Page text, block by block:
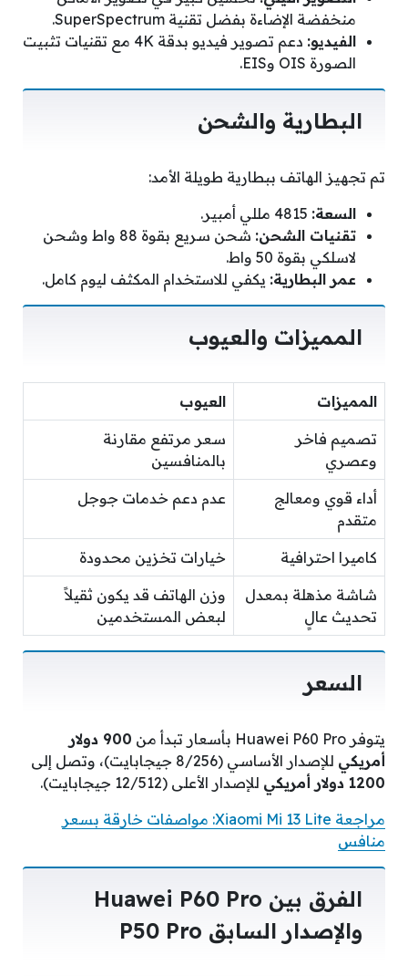
منخفضة الإضاءة بفضل تقنية SuperSpectrum.
الفيديو:
دعم تصوير فيديو بدقة 4K مع تقنيات تثبيت
الصورة OIS وEIS.
البطارية والشحن
تم تجهيز الهاتف ببطارية طويلة الأمد:
السعة:
تقنيات الشحن:
شحن سريع بقوة 88 واط وشحن
لاسلكي بقوة 50 واط.
عمر البطارية: يكفي للاستخدام المكثف ليوم كامل.
المميزات والعيوب
المميزات العيوب
تصميم فاخر
وعصري
سعر مرتفع مقارنة
بالمنافسين
أداء قوي ومعالج
متقدم
عدم دعم خدمات جوجل
كاميرا احترافية خيارات تخزين محدودة
شاشة مذهلة بمعدل
تحديث عالٍ
وزن الهاتف قد يكون ثقيلاً
لبعض المستخدمين
السعر
يتوفر Huawei P60 Pro بأسعار تبدأ من
900 دولار
أمريكي للإصدار الأساسي (8/256 جيجابايت)، وتصل إلى
1200 دولار أمريكي
للإصدار الأعلى (12/512 جيجابايت).
مراجعة Xiaomi Mi 13 Lite: مواصفات خارقة بسعر
منافس
الفرق بين Huawei P60 Pro
والإصدار السابق P50 Pro